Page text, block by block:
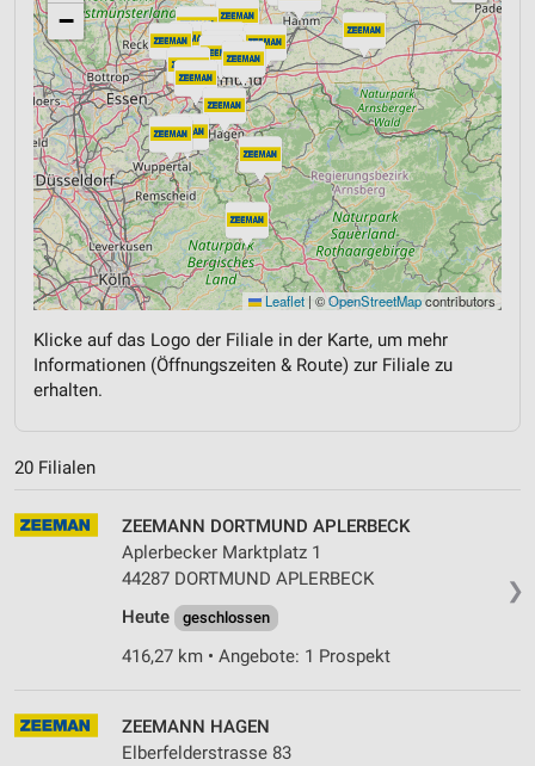
−
Leaflet | ©OpenStreetMapcontributors
Klicke auf das Logo der Filiale in der Karte, um mehr
Informationen (Öffnungszeiten & Route) zur Filiale zu
erhalten.
20 Filialen
❯
ZEEMANN DORTMUND APLERBECK
Aplerbecker Marktplatz 1
44287 DORTMUND APLERBECK
Heute
geschlossen
416,27 km • Angebote: 1 Prospekt
ZEEMANN HAGEN
Elberfelderstrasse 83